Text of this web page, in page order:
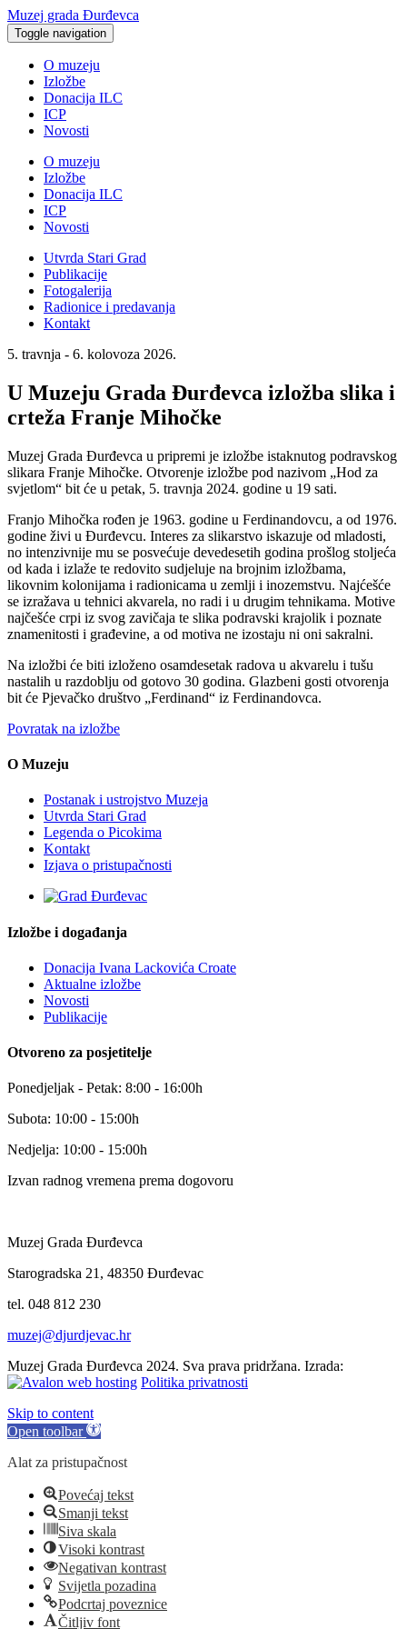
Muzej grada Đurđevca
Toggle navigation
O muzeju
Izložbe
Donacija ILC
ICP
Novosti
O muzeju
Izložbe
Donacija ILC
ICP
Novosti
Utvrda Stari Grad
Publikacije
Fotogalerija
Radionice i predavanja
Kontakt
5. travnja - 6. kolovoza 2026.
U Muzeju Grada Đurđevca izložba slika i
crteža Franje Mihočke
Muzej Grada Đurđevca u pripremi je izložbe istaknutog podravskog
slikara Franje Mihočke. Otvorenje izložbe pod nazivom „Hod za
svjetlom“ bit će u petak, 5. travnja 2024. godine u 19 sati.
Franjo Mihočka rođen je 1963. godine u Ferdinandovcu, a od 1976.
godine živi u Đurđevcu. Interes za slikarstvo iskazuje od mladosti,
no intenzivnije mu se posvećuje devedesetih godina prošlog stoljeća
od kada i izlaže te redovito sudjeluje na brojnim izložbama,
likovnim kolonijama i radionicama u zemlji i inozemstvu. Najćešće
se izražava u tehnici akvarela, no radi i u drugim tehnikama. Motive
najčešće crpi iz svog zavičaja te slika podravski krajolik i poznate
znamenitosti i građevine, a od motiva ne izostaju ni oni sakralni.
Na izložbi će biti izloženo osamdesetak radova u akvarelu i tušu
nastalih u razdoblju od gotovo 30 godina. Glazbeni gosti otvorenja
bit će Pjevačko društvo „Ferdinand“ iz Ferdinandovca.
Povratak na izložbe
O Muzeju
Postanak i ustrojstvo Muzeja
Utvrda Stari Grad
Legenda o Picokima
Kontakt
Izjava o pristupačnosti
Izložbe i događanja
Donacija Ivana Lackovića Croate
Aktualne izložbe
Novosti
Publikacije
Otvoreno za posjetitelje
Ponedjeljak - Petak: 8:00 - 16:00h
Subota: 10:00 - 15:00h
Nedjelja: 10:00 - 15:00h
Izvan radnog vremena prema dogovoru
Muzej Grada Đurđevca
Starogradska 21, 48350 Đurđevac
tel. 048 812 230
muzej@djurdjevac.hr
Muzej Grada Đurđevca 2024. Sva prava pridržana. Izrada:
Politika privatnosti
Skip to content
Open toolbar
Alat za pristupačnost
Povećaj tekst
Smanji tekst
Siva skala
Visoki kontrast
Negativan kontrast
Svijetla pozadina
Podcrtaj poveznice
Čitljiv font